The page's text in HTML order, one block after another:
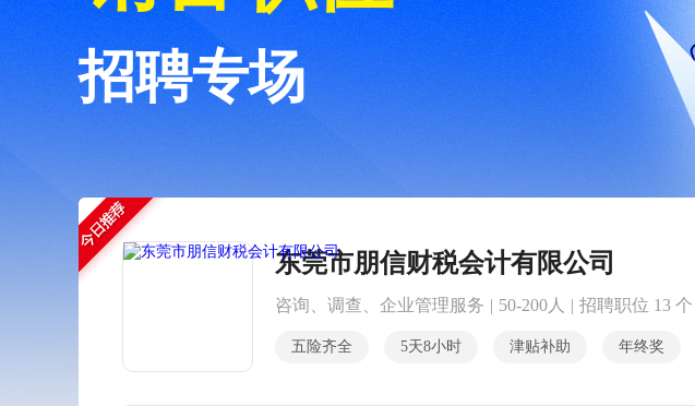
招聘专场
东莞市朋信财税会计有限公司
咨询、调查、企业管理服务 | 50-200人 | 招聘职位 13 个
五险齐全 5天8小时 津贴补助 年终奖